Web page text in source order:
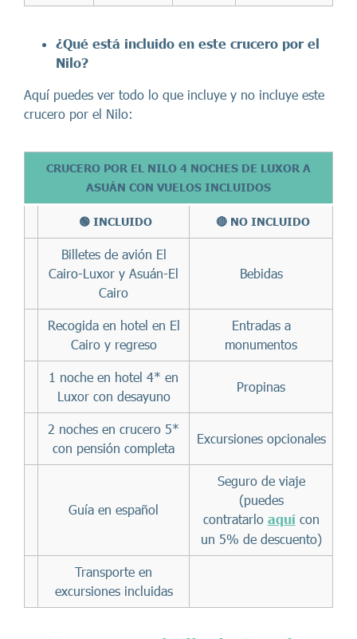
¿Qué está incluido en este crucero por el
Nilo?
Aquí puedes ver todo lo que incluye y no incluye este
crucero por el Nilo:
CRUCERO POR EL NILO 4 NOCHES DE LUXOR A
ASUÁN CON VUELOS INCLUIDOS
🟢 INCLUIDO 🔴 NO INCLUIDO
Billetes de avión El
Cairo-Luxor y Asuán-El
Cairo
Bebidas
Recogida en hotel en El
Cairo y regreso
Entradas a
monumentos
1 noche en hotel 4* en
Luxor con desayuno
Propinas
2 noches en crucero 5*
con pensión completa
Excursiones opcionales
Guía en español
Seguro de viaje
(puedes
contratarlo aquícon
un 5% de descuento)
Transporte en
excursiones incluidas